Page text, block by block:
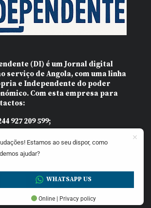
(DI) é um Jornal digital
serviço de Angola, com uma linha
e Independente do poder
Com esta empresa para
927 209 599;
Estamos ao seu dispor, como
ajudar?
WHATSAPP US
Online | Privacy policy